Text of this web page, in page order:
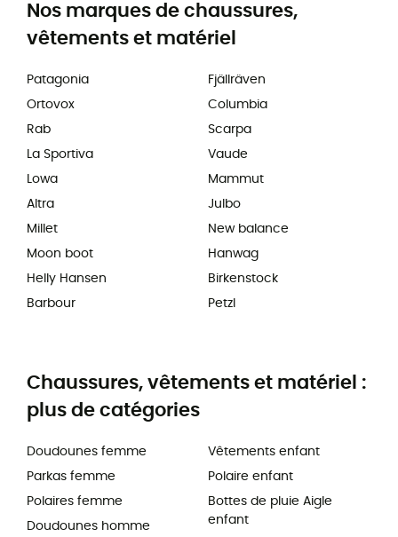
Nos marques de chaussures,
vêtements et matériel
Patagonia
Ortovox
Rab
La Sportiva
Lowa
Altra
Millet
Moon boot
Helly Hansen
Barbour
Fjällräven
Columbia
Scarpa
Vaude
Mammut
Julbo
New balance
Hanwag
Birkenstock
Petzl
Chaussures, vêtements et matériel :
plus de catégories
Doudounes femme
Parkas femme
Polaires femme
Doudounes homme
Vêtements enfant
Polaire enfant
Bottes de pluie Aigle
enfant